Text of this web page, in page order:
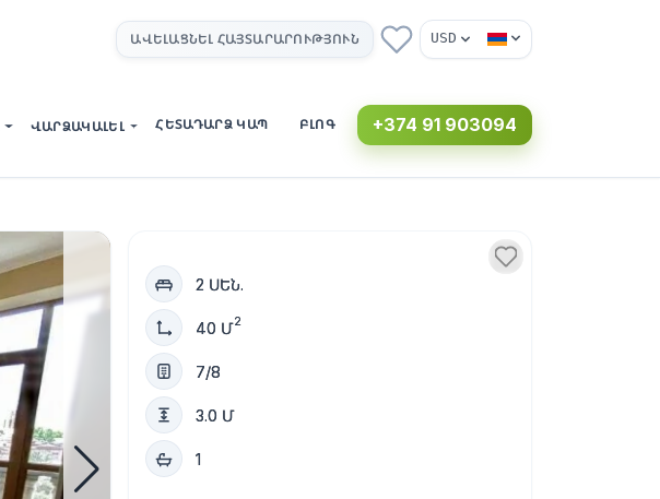
ԱՎԵԼԱՑՆԵԼ ՀԱՅՏԱՐԱՐՈՒԹՅՈՒՆ USD
ՎԱՐՁԱԿԱԼԵԼ ՀԵՏԱԴԱՐՁ ԿԱՊ ԲԼՈԳ +374 91 903094
2 ՍԵՆ.
40 Մ2
7/8
3.0 Մ
1